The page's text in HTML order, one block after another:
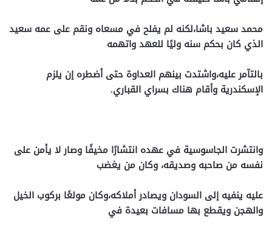
محمد سعيد باشا،لكنه لم يفلح في مسعاه ونقم على عمه سعيد
الذي كان بحكم سنه وليًا للعهد واتهمه
بالتآمر عليه،واشتدت بينهم العداوة حتى أضطره إن يلزم
الإسكندرية وأقام هناك بسراي القباري.
وانتشرت الجاسوسية في عهده انتشارًا مخيفًا وصار لا يأمن على
نفسه من صاحبه وصديقه، وكان من يغضب
عليه ينفيه إلى السودان ويصادر أملاكه،وكان مولعًا بركوب الخيل
والهجن ويقطع بها مسافات بعيدة في